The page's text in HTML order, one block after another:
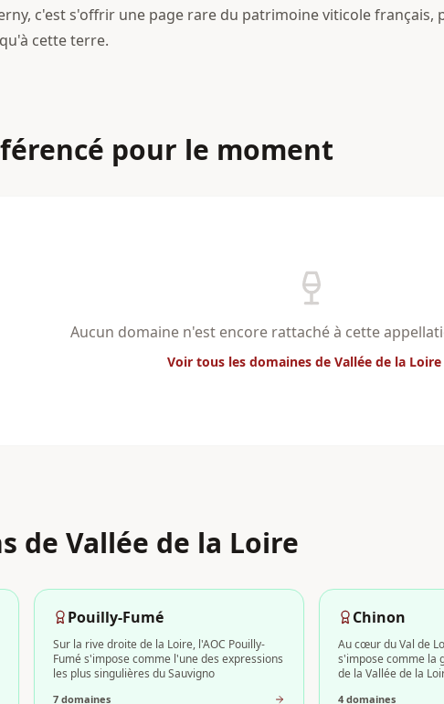
c'est s'offrir une page rare du patrimoine viticole français,
cette terre.
pour le moment
Aucun domaine n'est encore rattaché à cette
Voir tous les domaines de Vallée de la Loire
de Vallée de la Loire
Pouilly-Fumé
Sur la rive droite de la Loire, l'AOC Pouilly-
Fumé s'impose comme l'une des expressions
les plus singulières du Sauvigno
7 domaines
Chinon
Au cœur du Val de
s'impose comme la
de la Vallée de la
4 domaines